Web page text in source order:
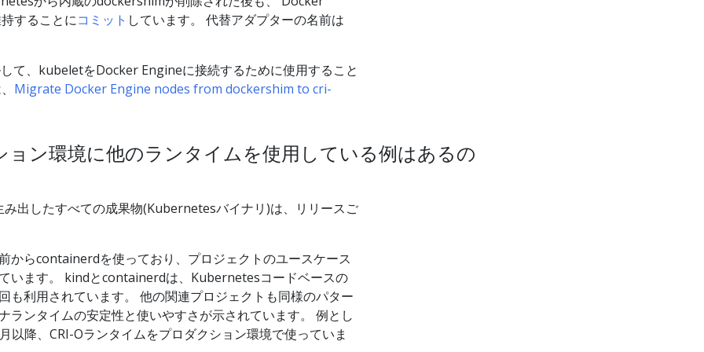
することにコミット しています。 代替アダプターの名前は
て、kubeletをDocker Engineに接続するために使用すること
Migrate Docker Engine nodes from dockershim to cri-
ョン環境に他のランタイムを使用している例はあるの
出したすべての成果物(Kubernetesバイナリ)は、リリースご
からcontainerdを使っており、プロジェクトのユースケース
います。 kindとcontainerdは、Kubernetesコードベースの
も利用されています。 他の関連プロジェクトも同様のパター
ランタイムの安定性と使いやすさが示されています。 例とし
以降、CRI-Oランタイムをプロダクション環境で使っていま